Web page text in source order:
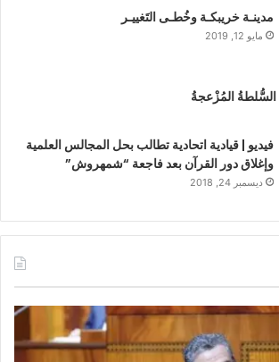
مدينـة خريبكـة وخُطـى التَغييـر
مايو 12, 2019
السُّلطةُ المُزْعجةُ
فيديو | قيادية اتحادية تطالب بحل المجالس العلمية
وإغلاق دور القرآن بعد فاجعة “شمهروش”
ديسمبر 24, 2018